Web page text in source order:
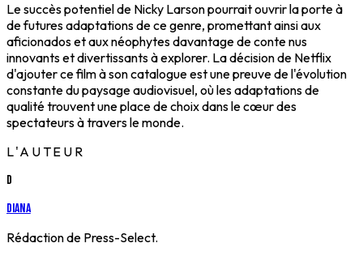
Le succès potentiel de Nicky Larson pourrait ouvrir la porte à
de futures adaptations de ce genre, promettant ainsi aux
aficionados et aux néophytes davantage de conte nus
innovants et divertissants à explorer. La décision de Netflix
d'ajouter ce film à son catalogue est une preuve de l'évolution
constante du paysage audiovisuel, où les adaptations de
qualité trouvent une place de choix dans le cœur des
spectateurs à travers le monde.
L'AUTEUR
D
Diana
Rédaction de Press-Select.